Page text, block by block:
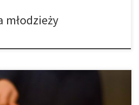
młodzieży